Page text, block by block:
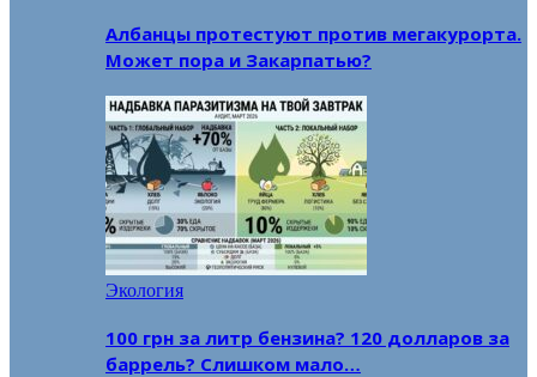
Албанцы протестуют против мегакурорта.
Может пора и Закарпатью?
Экология
100 грн за литр бензина? 120 долларов за
баррель? Слишком мало…